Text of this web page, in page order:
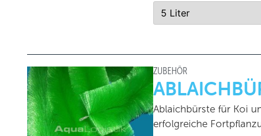
ZUBEHÖR
Ablaichbürste für Koi
erfolgreiche